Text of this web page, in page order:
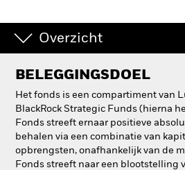
Overzicht
BELEGGINGSDOEL
Het fonds is een compartiment van
BlackRock Strategic Funds (hierna
Fonds streeft ernaar positieve
behalen via een combinatie van
opbrengsten, onafhankelijk van de
Fonds streeft naar een blootstelling